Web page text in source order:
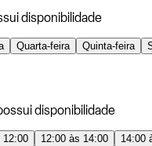
disponibilidade
Quarta-feira Quinta-feira
disponibilidade
12:00 12:00 às 14:00 14:00